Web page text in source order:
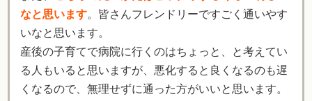
なと思います。皆さんフレンドリーですごく通いやす
いなと思います。
産後の子育てで病院に行くのはちょっと、と考えてい
る人もいると思いますが、悪化すると良くなるのも遅
くなるので、無理せずに通った方がいいと思います。